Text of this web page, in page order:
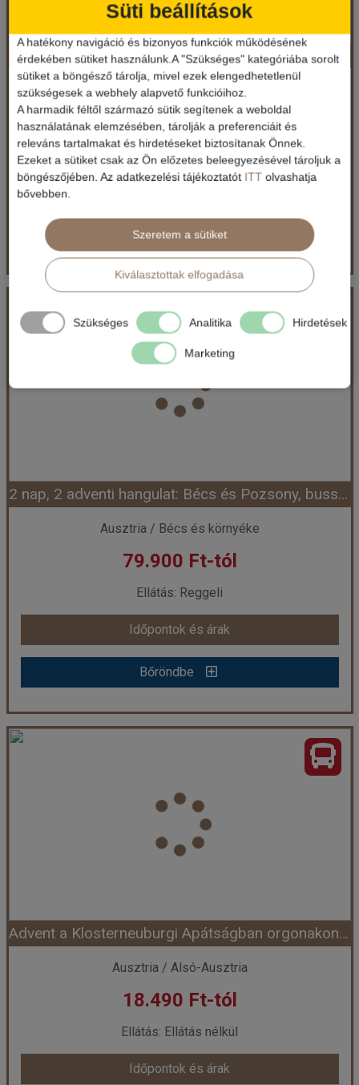
Időpont: 2026-12-05 | 1 nap
már 16.990 Ft-tól
Időpontok és árak
Bőröndbe
Advent Grazban és látogatás a Zotter csokigyárba
Ausztria / Steiermark
18.490 Ft-tól
Ellátás: Ellátás nélkül
Bőröndbe
Advent Grazban és látogatás a Zotter csokigyárba
Ország: Ausztria
Város: Graz
Ellátás:Ellátás nélkül
Szálláskategória:
Részvételi alapár
Időpont: 2026-12-05 | 1 nap
már 18.490 Ft-tól
Időpontok és árak
Bőröndbe
2 nap, 2 adventi hangulat: Bécs és Pozsony, busszal
Ausztria / Bécs és környéke
79.900 Ft-tól
Ellátás: Reggeli
Időpontok és árak
Bőröndbe
2 nap, 2 adventi hangulat: Bécs és Pozsony, busszal
Város:Bécs
Utazás módja:Busszal
Reggeli
Szálláskategória:Hotel ****
2 ágyas pótágyazható szoba
Időpont: 2026-12-05 | 1 éj
már 79.900 Ft-tól
Időpontok és árak
Advent a Klosterneuburgi Apátságban orgonakoncerttel
Ausztria / Alsó-Ausztria
18.490 Ft-tól
Ellátás: Ellátás nélkül
Időpontok és árak
Süti beállítások
A hatékony navigáció és bizonyos funkciók működésének
érdekében sütiket használunk.A "Szükséges" kategóriába sorolt
sütiket a böngésző tárolja, mivel ezek elengedhetetlenül
szükségesek a webhely alapvető funkcióihoz.
A harmadik féltől származó sütik segítenek a weboldal
használatának elemzésében, tárolják a preferenciáit és
releváns tartalmakat és hirdetéseket biztosítanak Önnek.
Ezeket a sütiket csak az Ön előzetes beleegyezésével tároljuk a
böngészőjében. Az adatkezelési tájékoztatót ITT olvashatja
bővebben.
Szeretem a sütiket
Kiválasztottak elfogadása
Szükséges Analitika Hirdetések
Marketing